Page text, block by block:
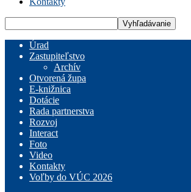
Úrad
Zastupiteľstvo
Archív
Otvorená župa
E-knižnica
Dotácie
Rada partnerstva
Rozvoj
Interact
Foto
Video
Kontakty
Voľby do VÚC 2026